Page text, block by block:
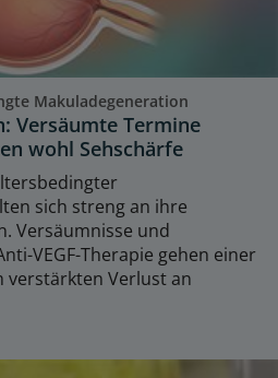
Makuladegeneration
Versäumte Termine
wohl Sehschärfe
sich streng an ihre
Versäumnisse und
VEGF-Therapie gehen einer
verstärkten Verlust an